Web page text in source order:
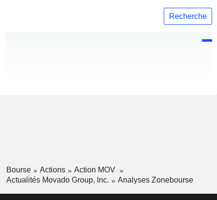
Recherche
Bourse Actions
Action MOV
Actualités Movado Group, Inc.
Analyses Zonebourse